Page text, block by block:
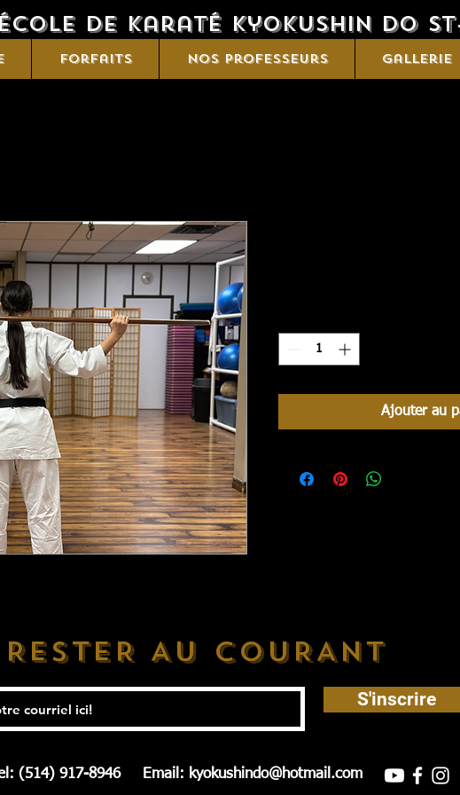
de karaté Kyokushin Do
Forfaits Nos professeurs Gallerie
Ajouter au
RESTER AU COURANT
S'inscrire
(514) 917-8946 Email: kyokushindo@hotmail.com